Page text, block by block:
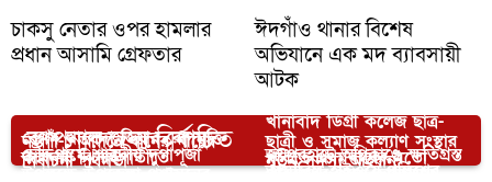
চাকসু নেতার ওপর হামলার
প্রধান আসামি গ্রেফতার
ঈদগাঁও থানার বিশেষ
অভিযানে এক মদ ব্যাবসায়ী
আটক
আপনার জন্য নির্বাচিত
নওগাঁ-১ আসনে ধানের শীষের
নির্বাচনী পথসভা
খানাবাদ ডিগ্রী কলেজ ছাত্র-
ছাত্রী ও সমাজ কল্যাণ সংস্থার
নতুন সদস্য আহ্বান
বেগম খালেদা জিয়ার রোগমুক্তি
কামনায় ঝিনাইগাতীতে
কৃষকদলের দোয়া মাহফিল
খুবিতে প্রথমবারের মতো
কুআ’র জব ফেয়ার শুরু
চৌদ্দগ্রামে শারদীয় দুর্গাপূজা
উপলক্ষে উপজেলা প্রশাসনের
জয়পুরহাটে অগ্নিকাণ্ডে ক্ষতিগ্রস্ত
পরিবারের পাশে জামায়াতে
তামাবিল হাইওয়ে পুলিশের